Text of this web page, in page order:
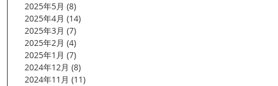
2025年5月 (8)
2025年4月 (14)
2025年3月 (7)
2025年2月 (4)
2025年1月 (7)
2024年12月 (8)
2024年11月 (11)